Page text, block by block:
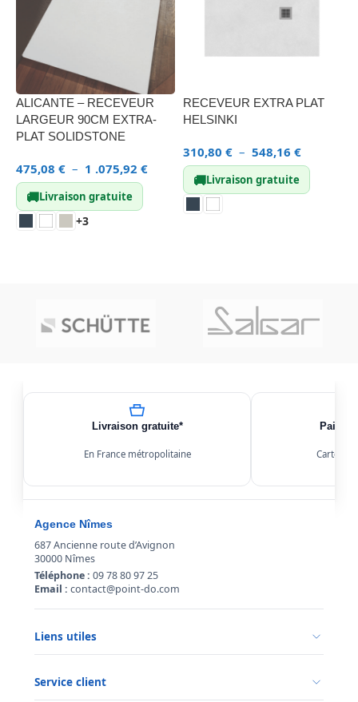
ALICANTE – RECEVEUR
LARGEUR 90CM EXTRA-
PLAT SOLIDSTONE
475,08 € – 1 .075,92 €
🚚Livraison gratuite
+3
RECEVEUR EXTRA PLAT
HELSINKI
310,80 € – 548,16 €
🚚Livraison gratuite
Livraison gratuite*
En France métropolitaine Carte,
Agence Nîmes
687 Ancienne route d’Avignon
30000 Nîmes
Téléphone : 09 78 80 97 25
Email : contact@point-do.com
Liens utiles
Conditions générales de vente
Mentions légales
Service client